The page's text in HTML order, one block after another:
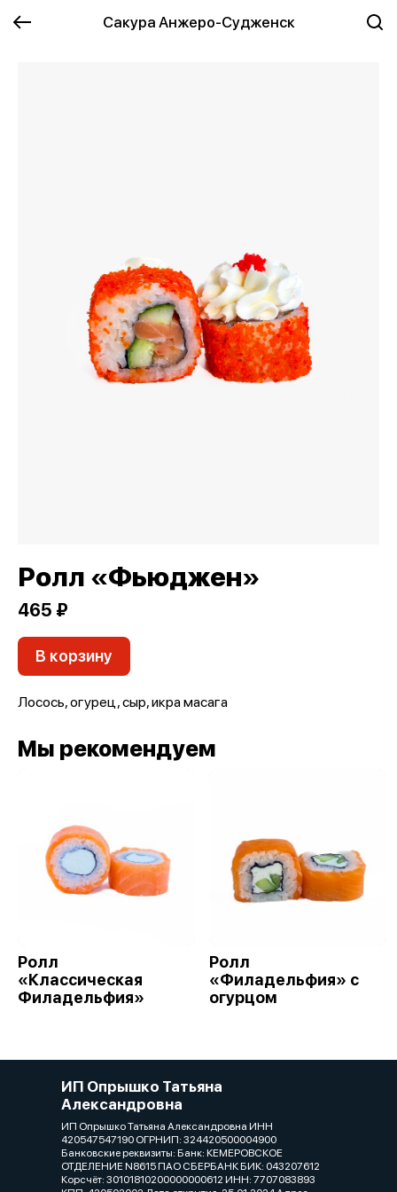
Сакура Анжеро-Судженск
Ролл «Фьюджен»
465 ₽
В корзину
Лосось, огурец, сыр, икра масага
Мы рекомендуем
Ролл
«Классическая
Филадельфия»
Ролл
«Филадельфия» с
огурцом
ИП Опрышко Татьяна
Александровна
ИП Опрышко Татьяна Александровна ИНН
420547547190 ОГРНИП: 324420500004900
Банковские реквизиты: Банк: КЕМЕРОВСКОЕ
ОТДЕЛЕНИЕ N8615 ПАО СБЕРБАНК БИК: 043207612
Корсчёт: 30101810200000000612 ИНН: 7707083893